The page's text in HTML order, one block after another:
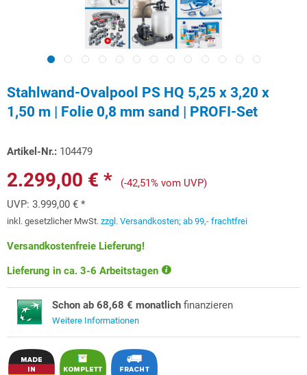
Stahlwand-Ovalpool PS HQ 5,25 x 3,20 x
1,50 m | Folie 0,8 mm sand | PROFI-Set
Artikel-Nr.: 104479
2.299,00 € *
(-42,51% vom UVP)
UVP: 3.999,00 € *
inkl. gesetzlicher MwSt. zzgl. Versandkosten; ab 99,- frachtfrei
Versandkostenfreie Lieferung!
Lieferung in ca. 3-6 Arbeitstagen
Schon ab 68,68 € monatlich finanzieren
Weitere Informationen